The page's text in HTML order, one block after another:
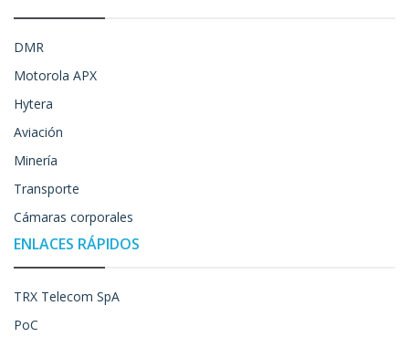
DMR
Motorola APX
Hytera
Aviación
Minería
Transporte
Cámaras corporales
ENLACES RÁPIDOS
TRX Telecom SpA
PoC